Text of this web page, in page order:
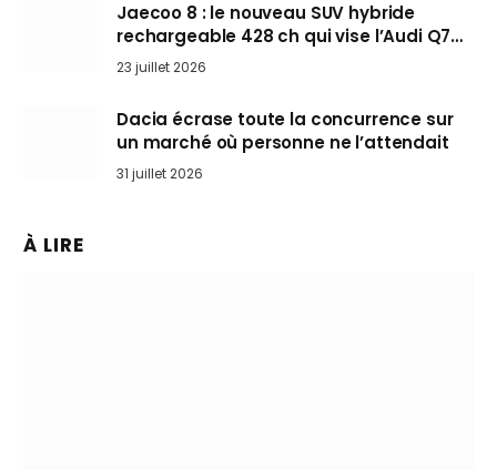
Jaecoo 8 : le nouveau SUV hybride
rechargeable 428 ch qui vise l’Audi Q7
arrive en Europe cet automne
23 juillet 2026
Dacia écrase toute la concurrence sur
un marché où personne ne l’attendait
31 juillet 2026
À LIRE